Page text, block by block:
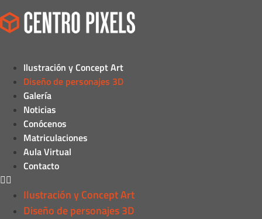
Ilustración y Concept Art
Diseño de personajes 3D
Galería
Noticias
Conócenos
Matriculaciones
Aula Virtual
Contacto
Ilustración y Concept Art
Diseño de personajes 3D